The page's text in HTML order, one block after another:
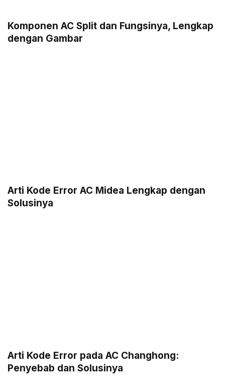
Komponen AC Split dan Fungsinya, Lengkap
dengan Gambar
Arti Kode Error AC Midea Lengkap dengan
Solusinya
Arti Kode Error pada AC Changhong:
Penyebab dan Solusinya